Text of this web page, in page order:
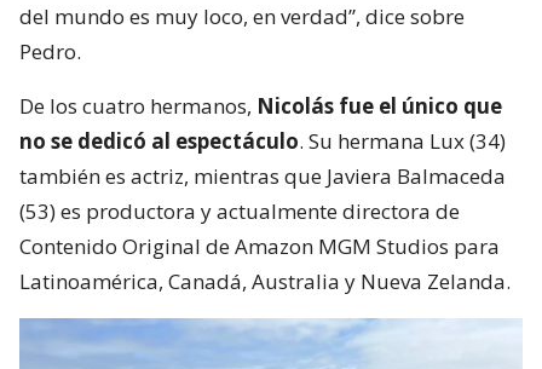
del mundo es muy loco, en verdad”, dice sobre
Pedro.
De los cuatro hermanos, Nicolás fue el único que
no se dedicó al espectáculo. Su hermana Lux (34)
también es actriz, mientras que Javiera Balmaceda
(53) es productora y actualmente directora de
Contenido Original de Amazon MGM Studios para
Latinoamérica, Canadá, Australia y Nueva Zelanda.